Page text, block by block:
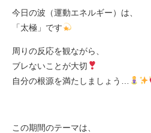
今日の波（運動エネルギー）は、
「太極」です
周りの反応を観ながら、
ブレないことが大切
自分の根源を満たしましょう…
この期間のテーマは、